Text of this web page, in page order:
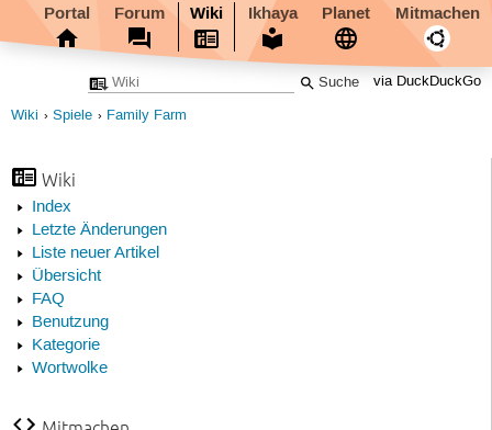
Portal Forum Wiki Ikhaya Planet Mitmachen
via DuckDuckGo
Wiki Spiele Family Farm
Wiki
Index
Letzte Änderungen
Liste neuer Artikel
Übersicht
FAQ
Benutzung
Kategorie
Wortwolke